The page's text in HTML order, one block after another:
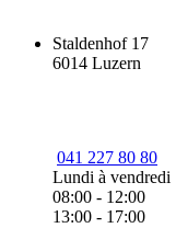
Voir les Produits 1
Staldenhof 17
6014 Luzern
041 227 80 80
Lundi à vendredi
08:00 - 12:00
13:00 - 17:00